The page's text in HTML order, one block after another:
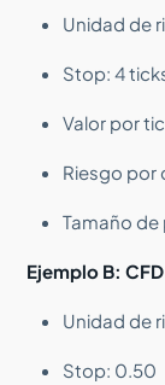
Unidad de
Stop: 4
Valor por
Riesgo por
Tamaño
Ejemplo B:
Unidad de
Stop: 0.50